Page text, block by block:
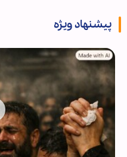
پیشنهاد ویژه